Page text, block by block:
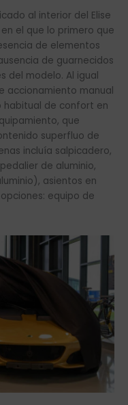
al interior del Elise
el que lo primero que
de elementos
de guarnecidos
del modelo. Al igual
accionamiento manual
habitual de confort en
que
superfluo de
incluía salpicadero,
de aluminio,
asientos en
equipo de